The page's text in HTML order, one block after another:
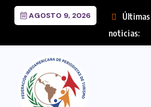
AGOSTO 9, 2026
Últimas
noticias: